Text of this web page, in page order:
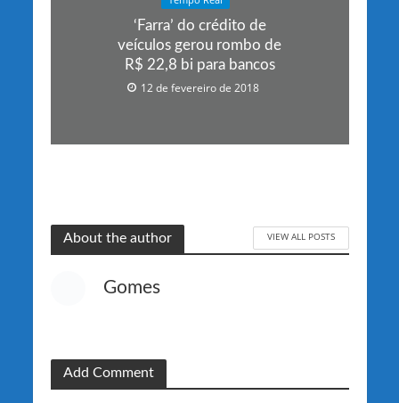
‘Farra’ do crédito de
veículos gerou rombo de
R$ 22,8 bi para bancos
12 de fevereiro de 2018
About the author VIEW ALL POSTS
Gomes
Add Comment